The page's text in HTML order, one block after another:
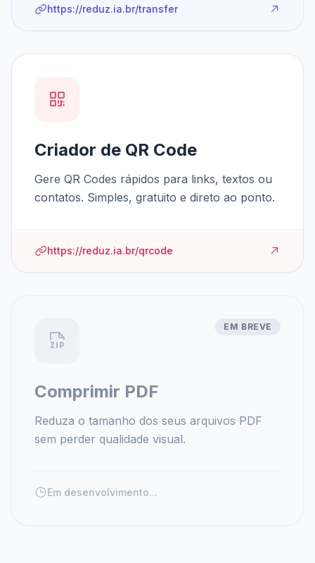
https://reduz.ia.br/transfer
Criador de QR Code
Gere QR Codes rápidos para links, textos ou
contatos. Simples, gratuito e direto ao ponto.
https://reduz.ia.br/qrcode
EM BREVE
Comprimir PDF
Reduza o tamanho dos seus arquivos PDF
sem perder qualidade visual.
Em desenvolvimento...